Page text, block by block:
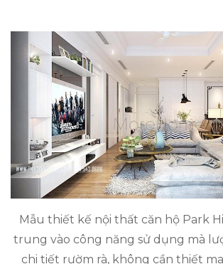
Mẫu thiết kế nội thất căn hộ Park
trung vào công năng sử dụng mà
chi tiết rườm rà, không cần thiết